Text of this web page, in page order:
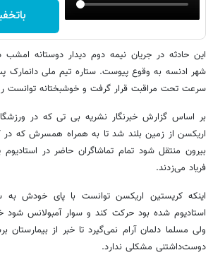
‫این حادثه در جریان نیمه دوم دیدار دوستانه امشب
شهر ادنسه به وقوع پیوست. ستاره تیم ملی دانمارک
سرعت تحت مراقبت قرار گرفت و خوشبختانه توانست
‫بر اساس گزارش خبرنگار نشریه بی تی که در
اریکسن از زمین بلند شد تا به همراه همسرش که در
بیرون منتقل شود تمام تماشاگران حاضر در
فریاد می‌زدند.
‫اینکه کریستین اریکسن توانست با پای خودش به
استادیوم شده بود حرکت کند و سوار آمبولانس شود
ولی مسلما دلمان آرام نمی‌گیرد تا خبر از
دوست‌داشتنی مشکلی ندارد.